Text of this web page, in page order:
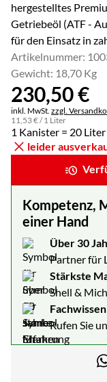
hergestelltes
Getriebeöl (ATF -
für den Einsatz in
Artikelnummer:
Gewicht: 18,70 Kg
230,50€
Steuerhinweis:
inkl. MwSt. zzgl.
11,53€/ 1 Liter
1 Kanister = 20 Liter
leider
Kompetenz,
einer Hand
Über 30
Partner für
Stärkste
Shell &
Rufen Sie